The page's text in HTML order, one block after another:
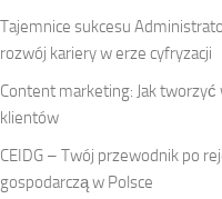
Tajemnice sukcesu
rozwój kariery w erze cyfryzacji
Content marketing: Jak
klientów
CEIDG – Twój przewodnik po
gospodarczą w Polsce